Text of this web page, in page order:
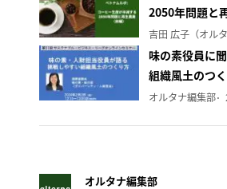
2050年問題と
味の素役員に
組織風土のつ
オルタナ編集部
オルタナ編集部